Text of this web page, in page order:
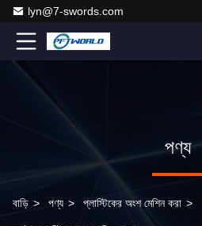
lyn@7-swords.com
পণ্য
বাড়ি > পণ্য > প্লাস্টিকের অংশ মেশিন করা >